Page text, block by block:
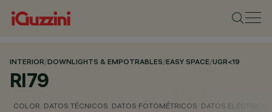
INTERIOR/DOWNLIGHTS & EMPOTRABLES/EASY SPACE/UGR<19
RI79
COLOR DATOS TÉCNICOS DATOS FOTOMÉTRICOS DATOS